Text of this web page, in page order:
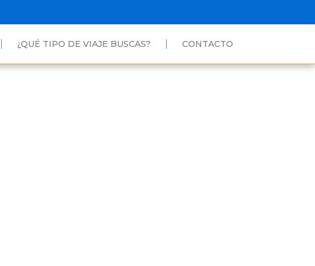
¿QUÉ TIPO DE VIAJE BUSCAS? CONTACTO